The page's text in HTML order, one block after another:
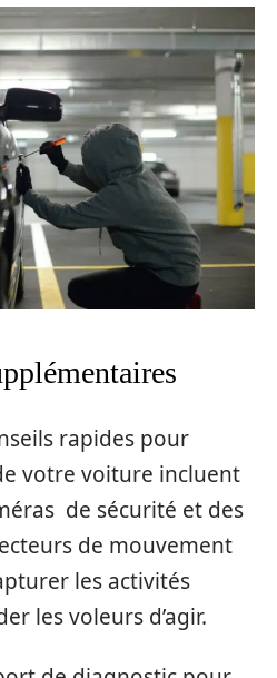
rapides pour
votre voiture incluent
de sécurité et des
de mouvement
les activités
les voleurs d’agir.